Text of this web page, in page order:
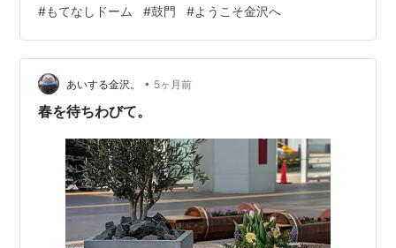
#もてなしドーム #鼓門 #ようこそ金沢へ
あいする金沢。 • 5ヶ月前
春を待ちわびて。